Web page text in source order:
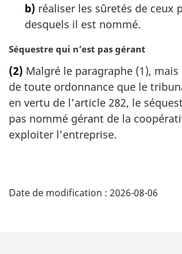
e
b) réaliser les sûretés de ceux
desquels il est nommé.
N
t
e
m
a
r
g
l
Séquestre qui n’est pas gérant
(2) Malgré le paragraphe (1), mais
de toute ordonnance que le
en vertu de l’article 282, le
pas nommé gérant de la
exploiter l’entreprise.
é
Date de modification : 2026-08-06